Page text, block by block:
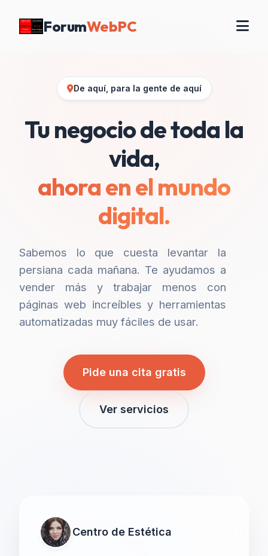
ForumWebPC
De aquí, para la gente de aquí
Tu negocio de toda la
vida,
ahora en el mundo
digital.
Sabemos lo que cuesta levantar la
persiana cada mañana. Te ayudamos a
vender más y trabajar menos con
páginas web increíbles y herramientas
automatizadas muy fáciles de usar.
Pide una cita gratis
Ver servicios
Centro de Estética